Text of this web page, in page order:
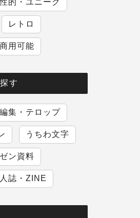
的・ユニーク
レトロ
商用可能
す
集・テロップ
うちわ文字
ン資料
誌・ZINE